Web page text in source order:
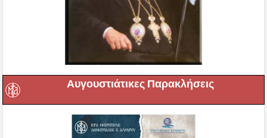
Αυγουστιάτικες Παρακλήσεις